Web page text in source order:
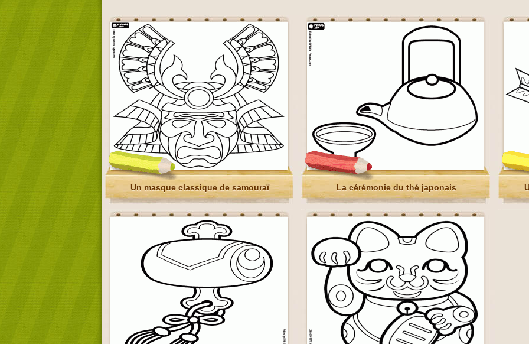
Un masque classique de samouraï La cérémonie du thé japonais